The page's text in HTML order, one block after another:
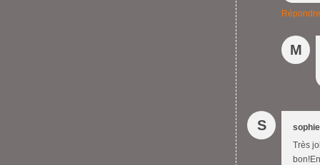
Répondre
M
S
sophie
Très